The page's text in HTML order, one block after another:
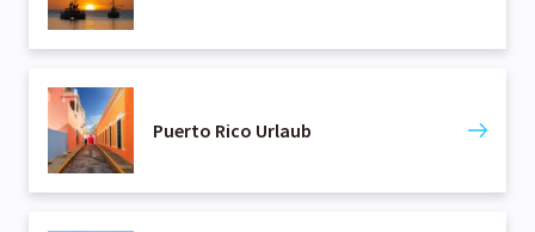
Puerto Rico Urlaub